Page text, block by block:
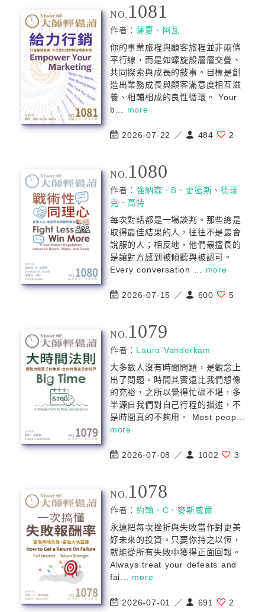
NO. 1081
作者：薩夏．阿⽡
你的事業旅程與顧客旅程並非兩條
平行線，而是如螺旋般層層交疊、
共同探索與成長的敍事。目標是創
造出業務成長與顧客滿意度相互滋
養、相輔相成的良性循環。 Your
b... more
2026-07-22 ／ 484 2
NO. 1080
作者：強納森．B．史密斯 、德瑞
克．⾼特
每次對話都是一場談判。那些總是
取得最佳結果的人，往往不是最會
說服的人；相反地，他們最擅長的
是讓對方感到被傾聽與被認可。
Every conversation ... more
2026-07-15 ／ 600 5
NO. 1079
作者： Laura Vanderkam
大多數人沒有時間問題，是觀念上
出了問題。時間其實遠比我們想像
的充裕，之所以覺得忙碌不堪，多
半源自我們對自己行程的描述，不
是時間真的不夠用。 Most peop...
more
2026-07-08 ／ 1002 3
NO. 1078
作者：約翰．C．麥斯威爾
永遠把每次挫折與失敗當作對更美
好未來的投資。只要你持之以恆，
就能從所有失敗中獲得正面回報。
Always treat your defeats and
fai... more
2026-07-01 ／ 691 2